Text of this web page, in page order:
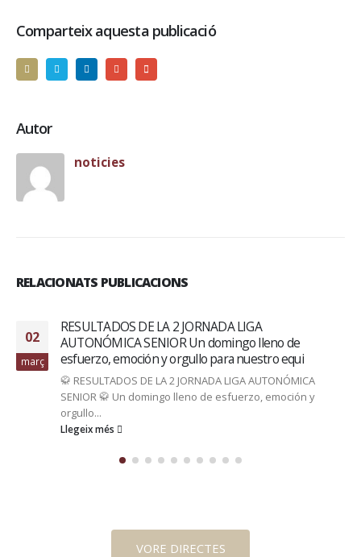
Comparteix aquesta publicació
Autor
noticies
RELACIONATS PUBLICACIONS
02
març
RESULTADOS DE LA 2 JORNADA LIGA
AUTONÓMICA SENIOR Un domingo lleno de
esfuerzo, emoción y orgullo para nuestro equi
🥋 RESULTADOS DE LA 2 JORNADA LIGA AUTONÓMICA
SENIOR 🥋 Un domingo lleno de esfuerzo, emoción y
orgullo...
Llegeix més
VORE DIRECTES